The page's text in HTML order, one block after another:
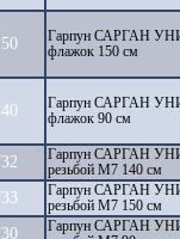
Гарпун САРГАН
флажок 150 см
Гарпун САРГАН
флажок 90 см
Гарпун САРГАН
резьбой М7 140 см
Гарпун САРГАН
резьбой М7 150 см
Гарпун САРГАН